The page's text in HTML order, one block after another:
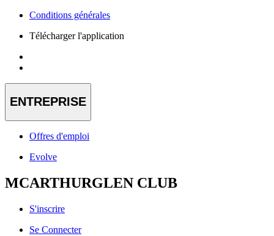
Conditions générales
Télécharger l'application
ENTREPRISE
Offres d'emploi
Evolve
MCARTHURGLEN CLUB
S'inscrire
Se Connecter